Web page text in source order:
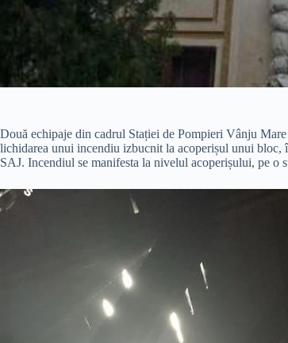
Două echipaje din cadrul Stației de Pompieri Vânju
lichidarea unui incendiu izbucnit la acoperișul unui
SAJ. Incendiul se manifesta la nivelul acoperișului, pe o